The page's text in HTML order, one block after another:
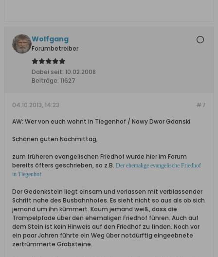
Wolfgang
Forumbetreiber
Dabei seit: 10.02.2008
Beiträge: 11627
#7
04.10.2013, 14:23
AW: Wer von euch wohnt in Tiegenhof / Nowy Dwor Gdanski
Schönen guten Nachmittag,
zum früheren evangelischen Friedhof wurde hier im Forum
bereits öfters geschrieben, so z.B. Der ehemalige evangelische Friedhof
in Tiegenhof.
Der Gedenkstein liegt einsam und verlassen mit verblassender
Schrift nahe des Busbahnhofes. Es sieht nicht so aus als ob sich
jemand um ihn kümmert. Kaum jemand weiß, dass die
Trampelpfade über den ehemaligen Friedhof führen. Auch auf
dem Stein ist kein Hinweis auf den Friedhof zu finden. Noch vor
ein paar Jahren führte ein Weg über notdürftig eingeebnete
zertrümmerte Grabsteine.